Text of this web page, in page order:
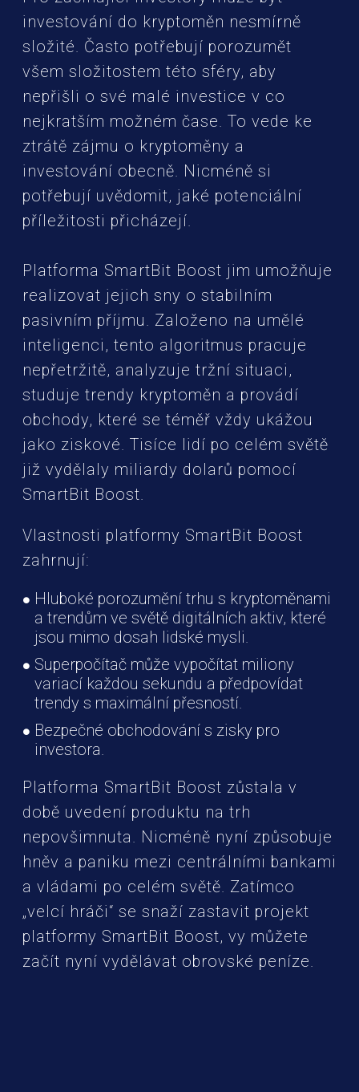
investování do kryptoměn nesmírně
složité. Často potřebují porozumět
všem složitostem této sféry, aby
nepřišli o své malé investice v co
nejkratším možném čase. To vede ke
ztrátě zájmu o kryptoměny a
investování obecně. Nicméně si
potřebují uvědomit, jaké potenciální
příležitosti přicházejí.
Platforma SmartBit Boost jim umožňuje
realizovat jejich sny o stabilním
pasivním příjmu. Založeno na umělé
inteligenci, tento algoritmus pracuje
nepřetržitě, analyzuje tržní situaci,
studuje trendy kryptoměn a provádí
obchody, které se téměř vždy ukážou
jako ziskové. Tisíce lidí po celém světě
již vydělaly miliardy dolarů pomocí
SmartBit Boost.
Vlastnosti platformy SmartBit Boost
zahrnují:
Hluboké porozumění trhu s kryptoměnami
a trendům ve světě digitálních aktiv, které
jsou mimo dosah lidské mysli.
Superpočítač může vypočítat miliony
variací každou sekundu a předpovídat
trendy s maximální přesností.
Bezpečné obchodování s zisky pro
investora.
Platforma SmartBit Boost zůstala v
době uvedení produktu na trh
nepovšimnuta. Nicméně nyní způsobuje
hněv a paniku mezi centrálními bankami
a vládami po celém světě. Zatímco
„velcí hráči“ se snaží zastavit projekt
platformy SmartBit Boost, vy můžete
začít nyní vydělávat obrovské peníze.​